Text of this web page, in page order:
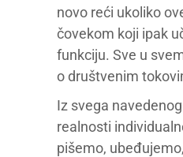
novo reći ukoliko
čovekom koji ipak
funkciju. Sve u
o društvenim
Iz svega
realnosti
pišemo,